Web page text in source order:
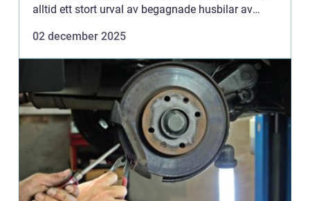
alltid ett stort urval av begagnade husbilar av
02 december 2025